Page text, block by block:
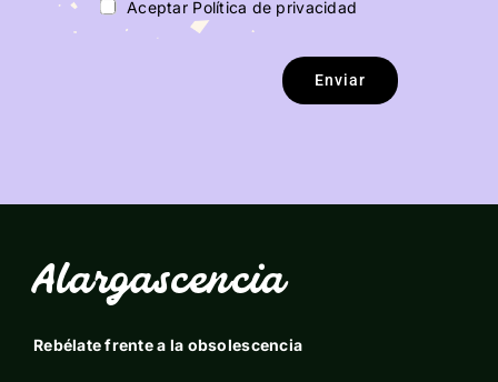
Aceptar Política de privacidad
Enviar
Alargascencia
Rebélate frente a la obsolescencia